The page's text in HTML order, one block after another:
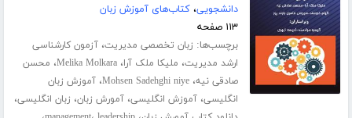
دانشجویی،کتاب‌های آموزش زبان
۱۱۳ صفحه
برچسب‌ها: زبان تخصصی مدیریت،آزمون کارشناسی
ارشد مدیریت، ملیکا ملک آرا،Melika Molkara، محسن
صادقی نیه،Mohsen Sadehghi niye،آموزش زبان
انگلیسی،آموزش انگلیسی،آمورش زبان، زبان انگلیسی،